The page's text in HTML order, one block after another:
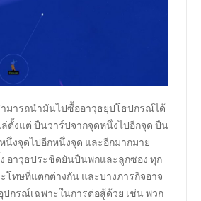
ามารถนำมันไปซื้ออาวุธยุปโธปกรณ์ได้
ตั้งแต่ ปืนวาร์ปจากจุดหนึ่งไปอีกจุด ปืน
นึ่งจุดไปอีกหนึ่งจุด และอีกมากมาย
อาวุธประชิดยันปืนพกและลูกซอง ทุก
โทษที่แตกต่างกัน และบางภารกิจอาจ
ปกรณ์เฉพาะในการต่อสู้ด้วย เช่น พวก